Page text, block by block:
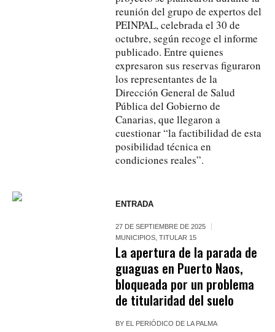
reunión del grupo de expertos del
PEINPAL, celebrada el 30 de
octubre, según recoge el informe
publicado. Entre quienes
expresaron sus reservas figuraron
los representantes de la
Dirección General de Salud
Pública del Gobierno de
Canarias, que llegaron a
cuestionar “la factibilidad de esta
posibilidad técnica en
condiciones reales”.
ENTRADA
27 DE SEPTIEMBRE DE 2025
MUNICIPIOS ,TITULAR 15
La apertura de la parada de
guaguas en Puerto Naos,
bloqueada por un problema
de titularidad del suelo
BY EL PERIÓDICO DE LA PALMA